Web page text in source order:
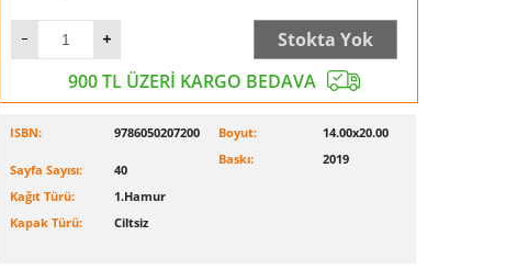
Stokta Yok
900 TL ÜZERİ KARGO BEDAVA
ISBN: 9786050207200
Sayfa Sayısı:
40
Kağıt Türü:
1.Hamur
Kapak Türü:
Ciltsiz
Boyut:
14.00x20.00
Baskı:
2019